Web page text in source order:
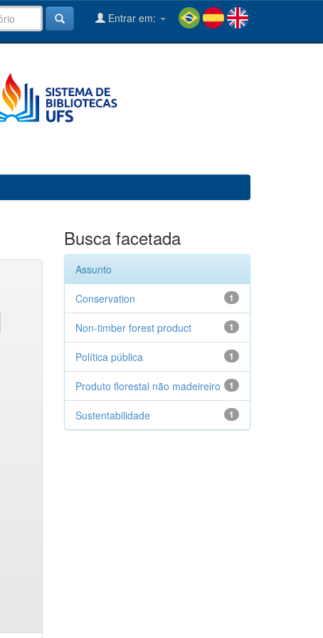
Entrar em:
Busca facetada
Assunto
1
Conservation
1
Non-timber forest product
1
Política pública
1
Produto florestal não madeireiro
1
Sustentabilidade